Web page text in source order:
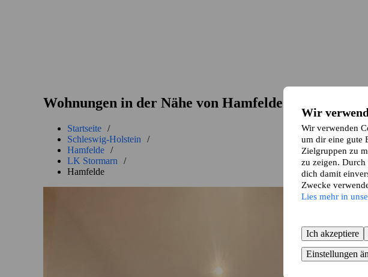
Wir
Wir verwenden
um dir eine gute
Zielgruppen zu
zu zeigen. Durch
dich damit
Zwecke
Lies mehr in
Ich akzeptiere
Einstellungen
Wohnungen in der Nähe von Hamfelde
Startseite /
Schleswig-Holstein
/
Hamfelde /
LK Stormarn
/
Hamfelde